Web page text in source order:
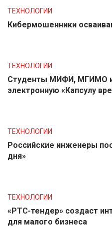
ТЕХНОЛОГИИ
Кибермошенники
ТЕХНОЛОГИИ
Студенты МИФИ, МГИМО
электронную «Капсулу
ТЕХНОЛОГИИ
Российские инженеры
дня»
ТЕХНОЛОГИИ
«РТС-тендер» создаст
для малого бизнеса